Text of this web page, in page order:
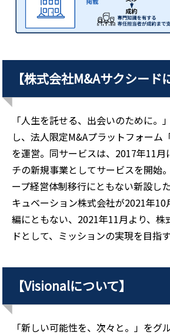
【株式会社M&Aサクシード
「人生を託せる、出会いのために。
し、法人限定M&Aプラットフォーム
を運営。同サービスは、2017年11月
チの新規事業としてサービスを開始
ープ経営体制移行にともない新設し
キュベーション株式会社が2021年
編にともない、2021年11月より、株
ドとして、ミッションの実現を目指す
【Visionalについて】
「新しい可能性を、次々と。」をグ